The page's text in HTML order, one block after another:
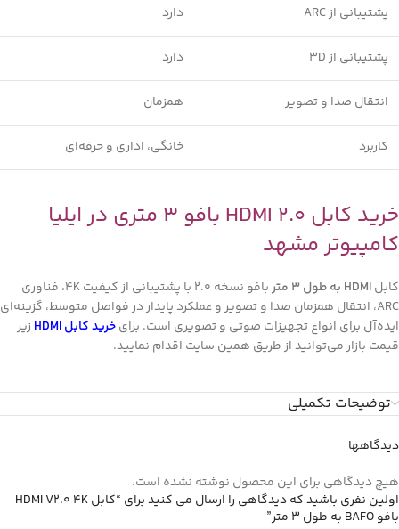
پشتیبانی از ARC دارد
پشتیبانی از 3D دارد
انتقال صدا و تصویر همزمان
کاربرد خانگی، اداری و حرفه‌ای
خرید کابل HDMI 2.0 بافو 3 متری در ایلیا
کامپیوتر مشهد
کابلHDMI به طول 3 متر
بافو نسخه 2.0 با پشتیبانی از کیفیت 4K، فناوری
ARC، انتقال همزمان صدا و تصویر و عملکرد پایدار در فواصل متوسط، گزینه‌ای
ایده‌آل برای انواع تجهیزات صوتی و تصویری است. برایخرید کابل HDMI
زیر
قیمت بازار می‌توانید از طریق همین سایت اقدام نمایید.
توضیحات تکمیلی
دیدگاهها
هیچ دیدگاهی برای این محصول نوشته نشده است.
اولین نفری باشید که دیدگاهی را ارسال می کنید برای “کابل HDMI V2.0 4K
بافو BAFO به طول 3 متر”